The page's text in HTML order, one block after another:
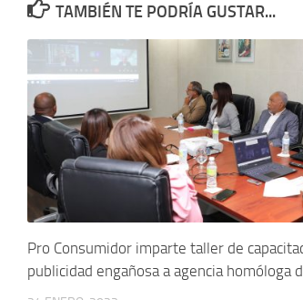
TAMBIÉN TE PODRÍA GUSTAR...
Pro Consumidor imparte taller de
publicidad engañosa a agencia homóloga